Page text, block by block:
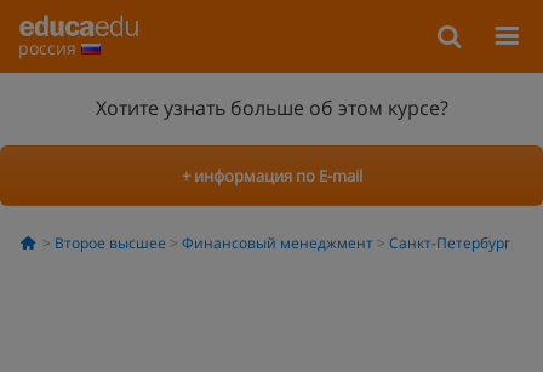
россия
Хотите узнать больше об этом курсе?
+ информация по E-mail
Второе высшее Финансовый менеджмент Санкт-Петербург